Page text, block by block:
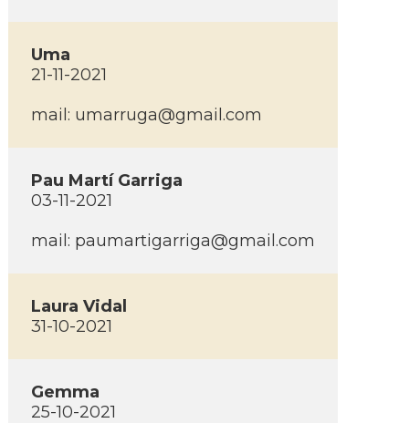
Uma
21-11-2021
mail: umarruga@gmail.com
Pau Martí­ Garriga
03-11-2021
mail: paumartigarriga@gmail.com
Laura Vidal
31-10-2021
Gemma
25-10-2021